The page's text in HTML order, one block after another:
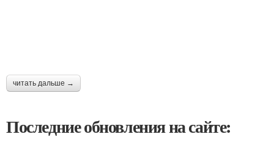
читать дальше →
Последние обновления на сайте: